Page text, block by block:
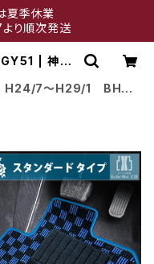
夏季休業
り順次発送
| 神戸
H24/7～H29/1 BHG